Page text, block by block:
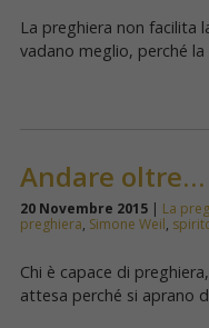
La preghiera non facilita
vadano meglio, perché
Andare oltre…
20 Novembre 2015| La
preghiera, Simone Weil,
Chi è capace di
attesa perché si aprano